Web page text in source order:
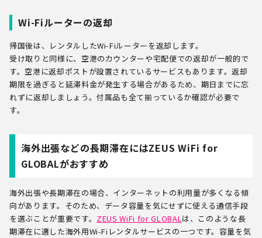
Wi-Fiルーターの返却
帰国後は、レンタルしたWi-Fiルーターを返却します。
受け取りと同様に、空港のカウンターや宅配便での返却が一般的で
す。空港に返却ポストが設置されているサービスもあります。返却
期限を過ぎると延滞料金が発生する場合があるため、期日までに忘
れずに返却しましょう。付属品も全て揃っているか確認が必要で
す。
海外出張などの長期滞在にはZEUS WiFi for
GLOBALがおすすめ
海外出張や長期滞在の場合、インターネットの利用量が多くなる傾
向があります。そのため、データ容量を気にせずに使える通信手段
を選ぶことが重要です。 ZEUS WiFi for GLOBALは、このような長
期滞在に適した海外用Wi-Fiレンタルサービスの一つです。容量を気